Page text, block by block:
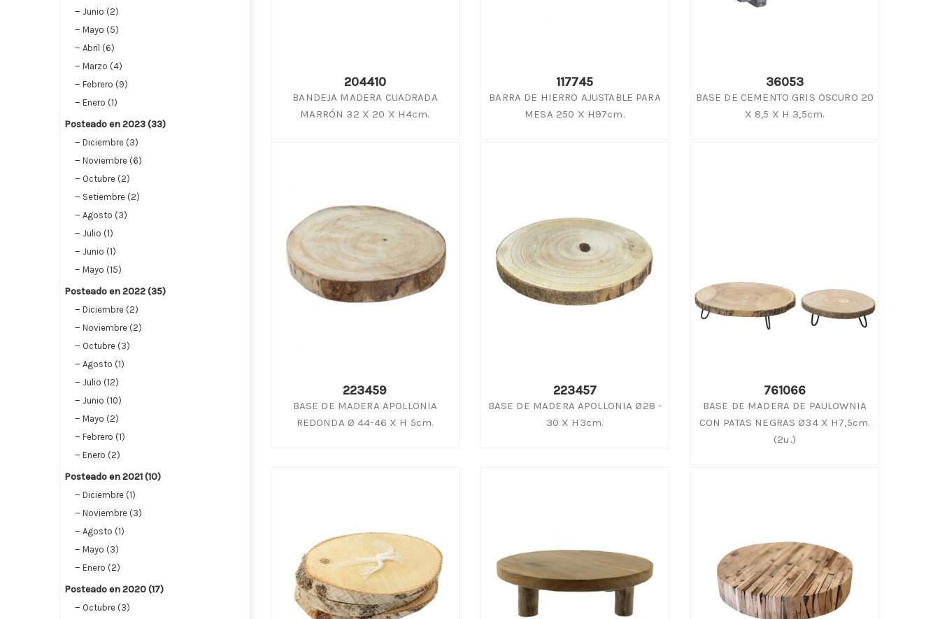
Junio (2)
Mayo (5)
Abril (6)
Marzo (4)
Febrero (9)
Enero (1)
Posteado en 2023 (33)
Diciembre (3)
Noviembre (6)
Octubre (2)
Setiembre (2)
Agosto (3)
Julio (1)
Junio (1)
Mayo (15)
Posteado en 2022 (35)
Diciembre (2)
Noviembre (2)
Octubre (3)
Agosto (1)
Julio (12)
Junio (10)
Mayo (2)
Febrero (1)
Enero (2)
Posteado en 2021 (10)
Diciembre (1)
Noviembre (3)
Agosto (1)
Mayo (3)
Enero (2)
Posteado en 2020 (17)
Octubre (3)
204410
BANDEJA MADERA CUADRADA
MARRÓN 32 X 20 X H4cm.
117745
BARRA DE HIERRO AJUSTABLE PARA
MESA 250 X H97cm.
36053
BASE DE CEMENTO GRIS OSCURO 20
X 8,5 X H 3,5cm.
223459
BASE DE MADERA APOLLONIA
REDONDA Ø 44-46 X H 5cm.
223457
BASE DE MADERA APOLLONIA Ø28 -
30 X H3cm.
761066
BASE DE MADERA DE PAULOWNIA
CON PATAS NEGRAS Ø34 X H7,5cm.
(2u.)